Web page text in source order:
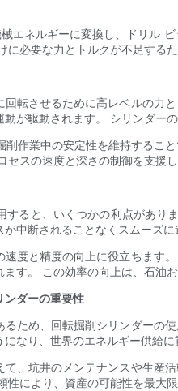
エネルギーに変換し、ドリル
必要な力とトルクが不足する
転させるために高レベルの力
が駆動されます。 シリンダー
作業中の安定性を維持する
スの速度と深さの制御を支援
ると、いくつかの利点があ
中断されることなくスムーズに
度と精度の向上に役立ちます
す。 この効率の向上は、石油
ンダーの重要性
ため、回転掘削シリンダーの
なり、世界のエネルギー供給に
、坑井のメンテナンスや生産
により、資産の可能性を最大